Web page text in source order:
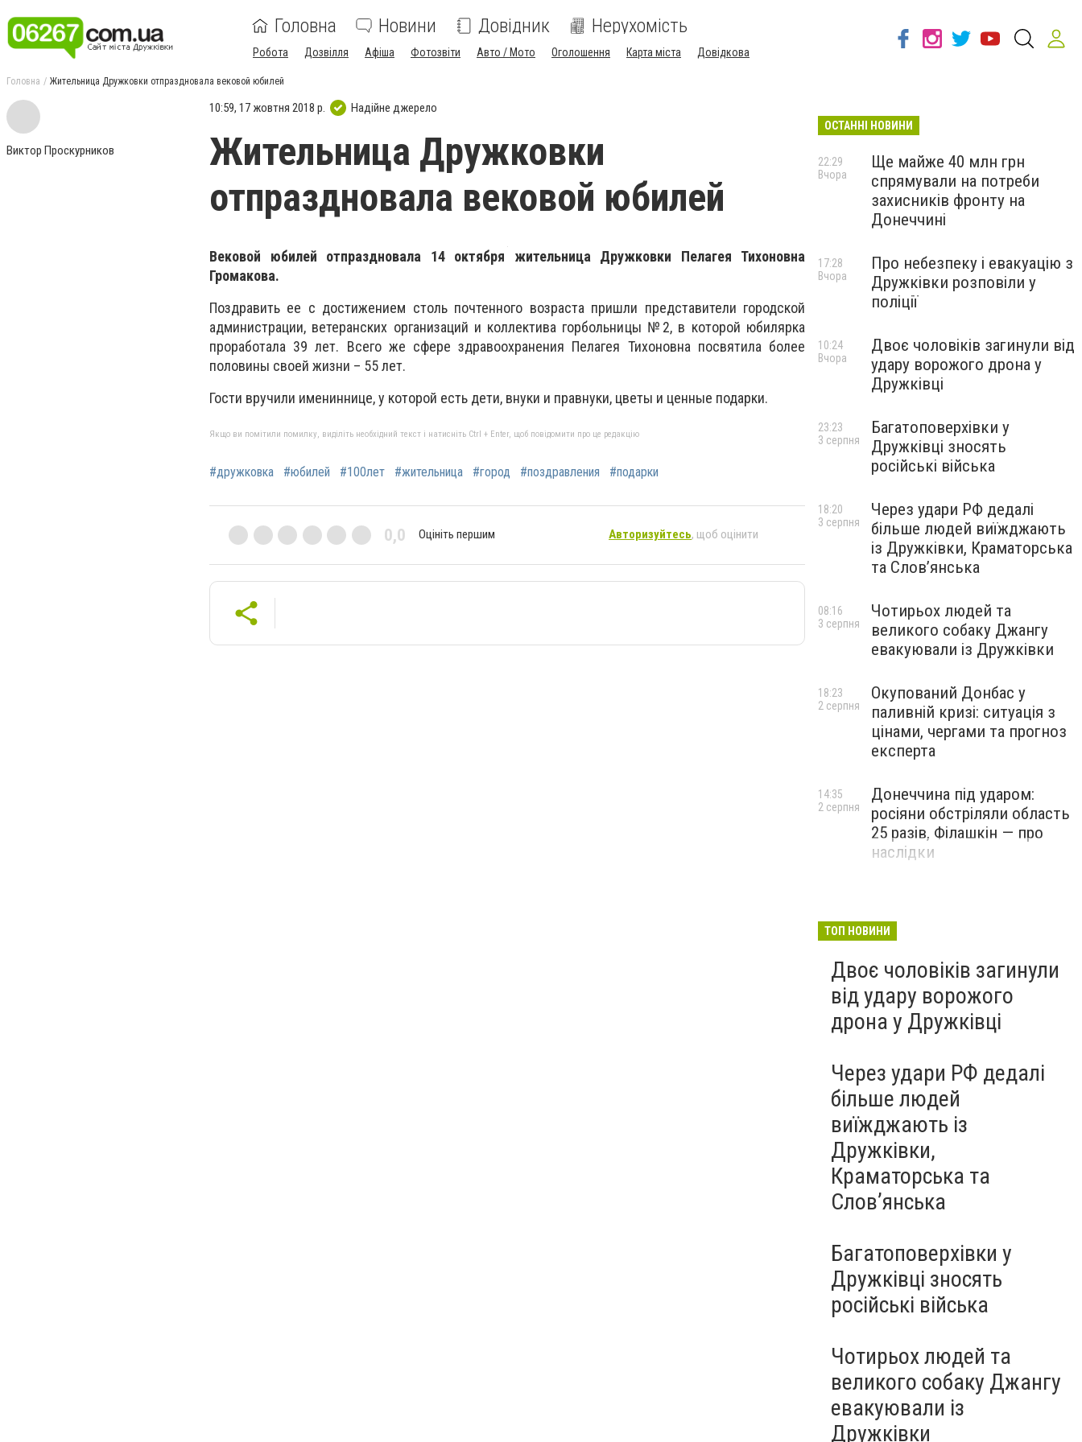
Головна Новини Довідник Нерухомість
Робота Дозвілля Афіша Фотозвіти Авто / Мото Оголошення Карта міста Довідкова
Головна Жительница Дружковки отпраздновала вековой юбилей
Виктор Проскурников
10:59, 17 жовтня 2018 р. Надійне джерело
Жительница Дружковки
отпраздновала вековой юбилей
Вековой юбилей отпраздновала 14 октября жительница Дружковки Пелагея Тихоновна
Громакова.
Поздравить ее с достижением столь почтенного возраста пришли представители городской
администрации, ветеранских организаций и коллектива горбольницы №2, в которой юбилярка
проработала 39 лет. Всего же сфере здравоохранения Пелагея Тихоновна посвятила более
половины своей жизни – 55 лет.
Гости вручили имениннице, у которой есть дети, внуки и правнуки, цветы и ценные подарки.
Якщо ви помітили помилку, виділіть необхідний текст і натисніть Ctrl + Enter, щоб повідомити про це редакцію
#дружковка #юбилей #100лет #жительница #город #поздравления #подарки
0,0 Оцініть першим Авторизуйтесь, щоб оцінити
ОСТАННІ НОВИНИ
Ще майже 40 млн грн
спрямували на потреби
захисників фронту на
Донеччині
22:29
Вчора
Про небезпеку і евакуацію з
Дружківки розповіли у
поліції
17:28
Вчора
Двоє чоловіків загинули від
удару ворожого дрона у
Дружківці
10:24
Вчора
Багатоповерхівки у
Дружківці зносять
російські війська
23:23
3 серпня
Через удари РФ дедалі
більше людей виїжджають
із Дружківки, Краматорська
та Слов’янська
18:20
3 серпня
Чотирьох людей та
великого собаку Джангу
евакуювали із Дружківки
08:16
3 серпня
Окупований Донбас у
паливній кризі: ситуація з
цінами, чергами та прогноз
експерта
18:23
2 серпня
Донеччина під ударом:
росіяни обстріляли область
25 разів, Філашкін — про
наслідки
14:35
2 серпня
ТОП НОВИНИ
Двоє чоловіків загинули
від удару ворожого
дрона у Дружківці
Через удари РФ дедалі
більше людей
виїжджають із
Дружківки,
Краматорська та
Слов’янська
Багатоповерхівки у
Дружківці зносять
російські війська
Чотирьох людей та
великого собаку Джангу
евакуювали із
Дружківки